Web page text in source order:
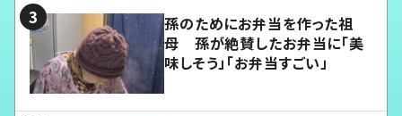
孫のためにお弁当を作った祖
母 孫が絶賛したお弁当に「美
味しそう」「お弁当すごい」